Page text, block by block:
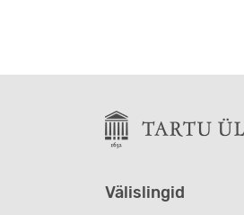
Välislingid